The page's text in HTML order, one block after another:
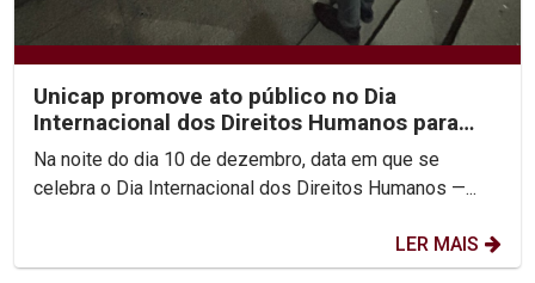
Unicap promove ato público no Dia
Internacional dos Direitos Humanos para
combater feminicídio e...
Na noite do dia 10 de dezembro, data em que se
celebra o Dia Internacional dos Direitos Humanos —...
LER MAIS